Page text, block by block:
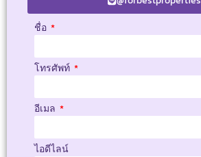
ชื่อ
โทรศัพท์
อีเมล
ไอดีไลน์